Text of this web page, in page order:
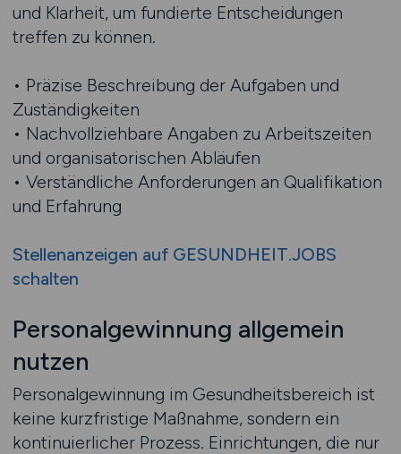
und Klarheit, um fundierte Entscheidungen
treffen zu können.
• Präzise Beschreibung der Aufgaben und
Zuständigkeiten
• Nachvollziehbare Angaben zu Arbeitszeiten
und organisatorischen Abläufen
• Verständliche Anforderungen an Qualifikation
und Erfahrung
Stellenanzeigen auf GESUNDHEIT.JOBS
schalten
Personalgewinnung allgemein
nutzen
Personalgewinnung im Gesundheitsbereich ist
keine kurzfristige Maßnahme, sondern ein
kontinuierlicher Prozess. Einrichtungen, die nur